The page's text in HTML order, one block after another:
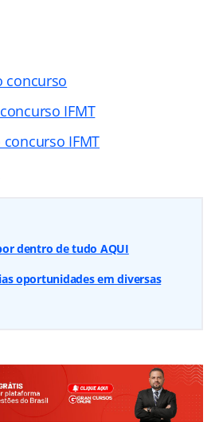
concurso
IFMT
IFMT
dentro de tudo AQUI
oportunidades em diversas